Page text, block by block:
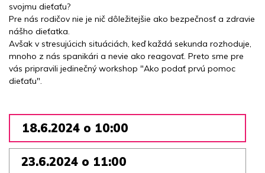
svojmu dieťaťu?
Pre nás rodičov nie je nič dôležitejšie ako bezpečnosť a zdravie
nášho dieťatka.
Avšak v stresujúcich situáciách, keď každá sekunda rozhoduje,
mnoho z nás spanikári a nevie ako reagovať. Preto sme pre
vás pripravili jedinečný workshop "Ako podať prvú pomoc
dieťaťu".
18.6.2024 o 10:00
23.6.2024 o 11:00